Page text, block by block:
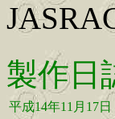
製作日
平成14年11月17日